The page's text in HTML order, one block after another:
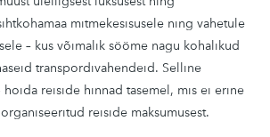
mitmekesisusele ning vahetule
– kus võimalik sööme nagu kohalikud
transpordivahendeid. Selline
hoida reiside hinnad tasemel, mis ei erine
reiside maksumusest.